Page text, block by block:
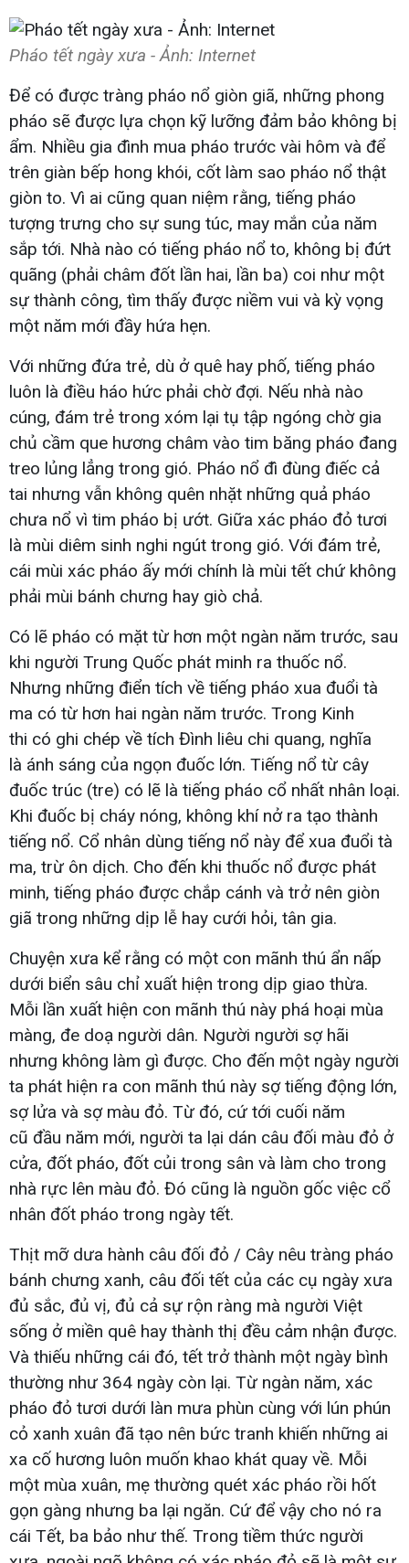
Pháo tết ngày xưa - Ảnh: Internet
Để có được tràng pháo nổ giòn giã, những phong
pháo sẽ được lựa chọn kỹ lưỡng đảm bảo không bị
ẩm. Nhiều gia đình mua pháo trước vài hôm và để
trên giàn bếp hong khói, cốt làm sao pháo nổ thật
giòn to. Vì ai cũng quan niệm rằng, tiếng pháo
tượng trưng cho sự sung túc, may mắn của năm
sắp tới. Nhà nào có tiếng pháo nổ to, không bị đứt
quãng (phải châm đốt lần hai, lần ba) coi như một
sự thành công, tìm thấy được niềm vui và kỳ vọng
một năm mới đầy hứa hẹn.
Với những đứa trẻ, dù ở quê hay phố, tiếng pháo
luôn là điều háo hức phải chờ đợi. Nếu nhà nào
cúng, đám trẻ trong xóm lại tụ tập ngóng chờ gia
chủ cầm que hương châm vào tim băng pháo đang
treo lủng lẳng trong gió. Pháo nổ đì đùng điếc cả
tai nhưng vẫn không quên nhặt những quả pháo
chưa nổ vì tim pháo bị ướt. Giữa xác pháo đỏ tươi
là mùi diêm sinh nghi ngút trong gió. Với đám trẻ,
cái mùi xác pháo ấy mới chính là mùi tết chứ không
phải mùi bánh chưng hay giò chả.
Có lẽ pháo có mặt từ hơn một ngàn năm trước, sau
khi người Trung Quốc phát minh ra thuốc nổ.
Nhưng những điển tích về tiếng pháo xua đuổi tà
ma có từ hơn hai ngàn năm trước. Trong Kinh
thi có ghi chép về tích Đình liêu chi quang, nghĩa
là ánh sáng của ngọn đuốc lớn. Tiếng nổ từ cây
đuốc trúc (tre) có lẽ là tiếng pháo cổ nhất nhân loại.
Khi đuốc bị cháy nóng, không khí nở ra tạo thành
tiếng nổ. Cổ nhân dùng tiếng nổ này để xua đuổi tà
ma, trừ ôn dịch. Cho đến khi thuốc nổ được phát
minh, tiếng pháo được chắp cánh và trở nên giòn
giã trong những dịp lễ hay cưới hỏi, tân gia.
Chuyện xưa kể rằng có một con mãnh thú ẩn nấp
dưới biển sâu chỉ xuất hiện trong dịp giao thừa.
Mỗi lần xuất hiện con mãnh thú này phá hoại mùa
màng, đe doạ người dân. Người người sợ hãi
nhưng không làm gì được. Cho đến một ngày người
ta phát hiện ra con mãnh thú này sợ tiếng động lớn,
sợ lửa và sợ màu đỏ. Từ đó, cứ tới cuối năm
cũ đầu năm mới, người ta lại dán câu đối màu đỏ ở
cửa, đốt pháo, đốt củi trong sân và làm cho trong
nhà rực lên màu đỏ. Đó cũng là nguồn gốc việc cổ
nhân đốt pháo trong ngày tết.
Thịt mỡ dưa hành câu đối đỏ / Cây nêu tràng pháo
bánh chưng xanh, câu đối tết của các cụ ngày xưa
đủ sắc, đủ vị, đủ cả sự rộn ràng mà người Việt
sống ở miền quê hay thành thị đều cảm nhận được.
Và thiếu những cái đó, tết trở thành một ngày bình
thường như 364 ngày còn lại. Từ ngàn năm, xác
pháo đỏ tươi dưới làn mưa phùn cùng với lún phún
cỏ xanh xuân đã tạo nên bức tranh khiến những ai
xa cố hương luôn muốn khao khát quay về. Mỗi
một mùa xuân, mẹ thường quét xác pháo rồi hốt
gọn gàng nhưng ba lại ngăn. Cứ để vậy cho nó ra
cái Tết, ba bảo như thế. Trong tiềm thức người